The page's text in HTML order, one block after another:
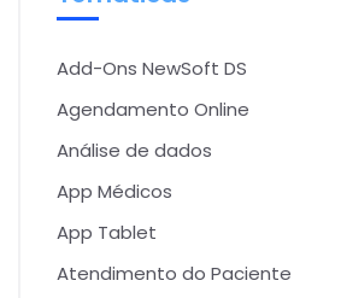
Add-Ons NewSoft DS
Agendamento Online
Análise de dados
App Médicos
App Tablet
Atendimento do Paciente